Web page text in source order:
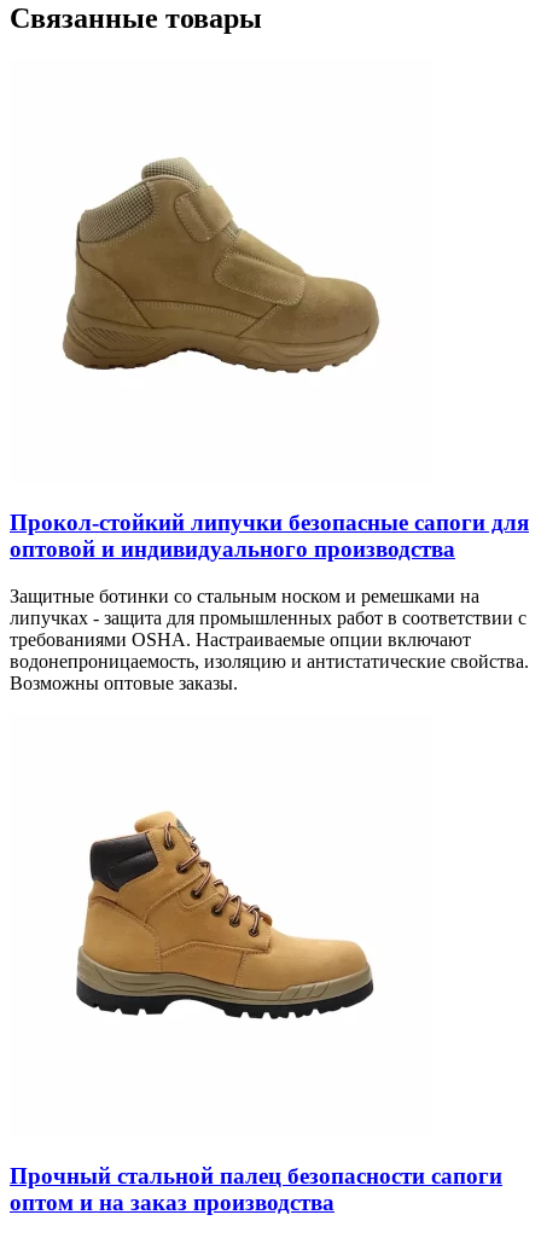
Связанные товары
Прокол-стойкий липучки безопасные сапоги для
оптовой и индивидуального производства
Защитные ботинки со стальным носком и ремешками на
липучках - защита для промышленных работ в соответствии с
требованиями OSHA. Настраиваемые опции включают
водонепроницаемость, изоляцию и антистатические свойства.
Возможны оптовые заказы.
Прочный стальной палец безопасности сапоги
оптом и на заказ производства